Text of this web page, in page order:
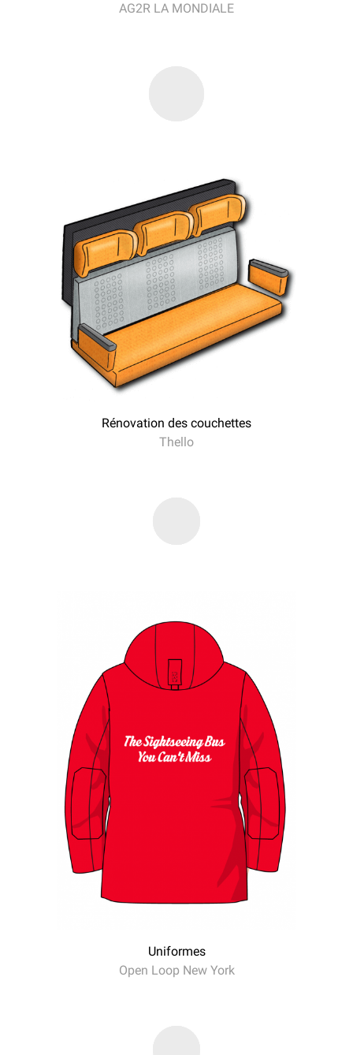
AG2R LA MONDIALE
Rénovation des couchettes
Thello
Uniformes
Open Loop New York